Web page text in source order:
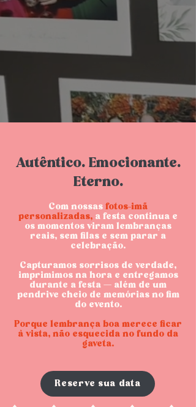
Autêntico. Emocionante.
Eterno.
Com nossas fotos-imã
personalizadas, a festa continua e
os momentos viram lembranças
reais, sem filas e sem parar a
celebração.
Capturamos sorrisos de verdade,
imprimimos na hora e entregamos
durante a festa — além de um
pendrive cheio de memórias no fim
do evento.
Porque lembrança boa merece ficar
à vista, não esquecida no fundo da
gaveta.
Reserve sua data